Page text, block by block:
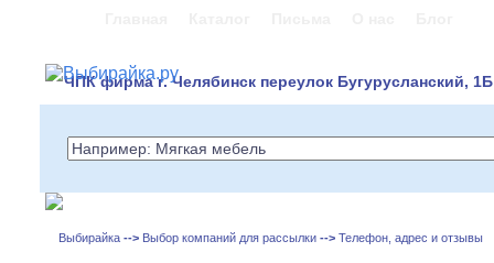
ЧПК фирма г. Челябинск переулок Бугурусланский, 1Б
Выбирайка --> Выбор компаний для рассылки --> Телефон, адрес и отзывы